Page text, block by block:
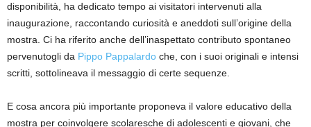
disponibilità, ha dedicato tempo ai visitatori intervenuti alla
inaugurazione, raccontando curiosità e aneddoti sull’origine della
mostra. Ci ha riferito anche dell’inaspettato contributo spontaneo
pervenutogli da Pippo Pappalardo che, con i suoi originali e intensi
scritti, sottolineava il messaggio di certe sequenze.
E cosa ancora più importante proponeva il valore educativo della
mostra per coinvolgere scolaresche di adolescenti e giovani, che